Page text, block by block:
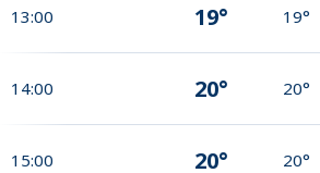
13:00 19° 19°
14:00 20° 20°
15:00 20° 20°